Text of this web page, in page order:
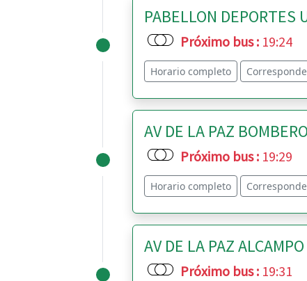
PABELLON
Próximo bus:19:24
Horario completo
AV DE LA PAZ
Próximo bus:19:29
Horario completo
AV DE LA PAZ
Próximo bus:19:31